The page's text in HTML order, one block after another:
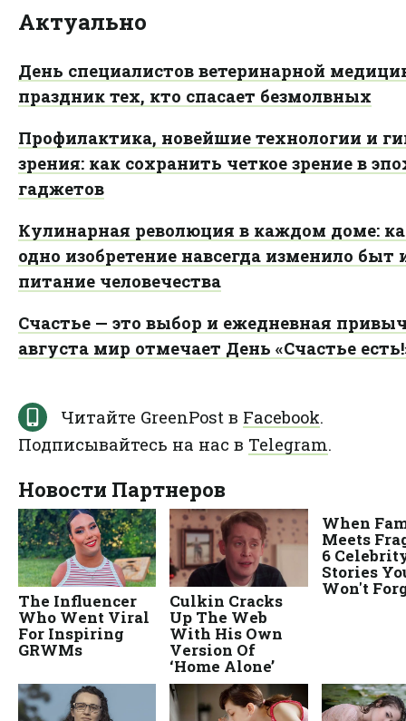
Актуально
День специалистов ветеринарной
праздник тех, кто спасает безмолвных
Профилактика, новейшие технологии и
зрения: как сохранить четкое зрение в
гаджетов
Кулинарная революция в каждом доме:
одно изобретение навсегда изменило быт
питание человечества
Счастье — это выбор и ежедневная
августа мир отмечает День «Счастье
Читайте GreenPost в Facebook.
Подписывайтесь на нас в Telegram.